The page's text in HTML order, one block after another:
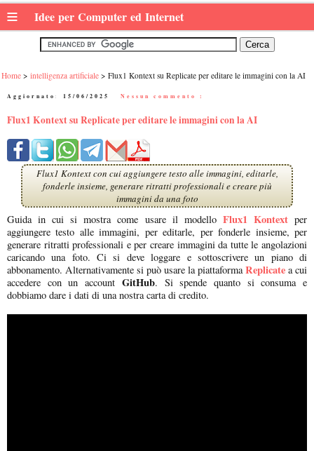
≡ Idee per Computer ed Internet
Home intelligenza artificiale Flux1 Kontext su Replicate per editare le immagini con la AI
Aggiornato: 15/06/2025 Nessun commento :
Flux1 Kontext su Replicate per editare le immagini con la AI
Flux1 Kontext con cui aggiungere testo alle immagini, editarle,
fonderle insieme, generare ritratti professionali e creare più
immagini da una foto
Guida in cui si mostra come usare il modello Flux1 Kontext per
aggiungere testo alle immagini, per editarle, per fonderle insieme, per
generare ritratti professionali e per creare immagini da tutte le angolazioni
caricando una foto. Ci si deve loggare e sottoscrivere un piano di
abbonamento. Alternativamente si può usare la piattaformaReplicate a cui
accedere con un account GitHub. Si spende quanto si consuma e
dobbiamo dare i dati di una nostra carta di credito.